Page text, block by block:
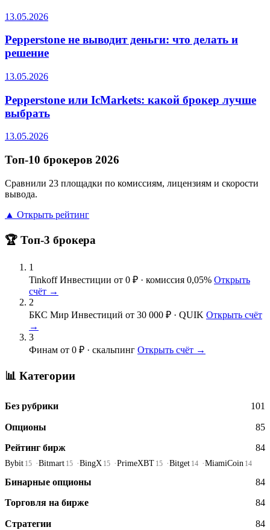
13.05.2026
Pepperstone не выводит деньги: что делать и
решение
13.05.2026
Pepperstone или IcMarkets: какой брокер лучше
выбрать
13.05.2026
Топ-10 брокеров 2026
Сравнили 23 площадки по комиссиям, лицензиям и скорости
вывода.
▲ Открыть рейтинг
🏆 Топ-3 брокера
1
Tinkoff Инвестиции от 0 ₽ · комиссия 0,05% Открыть
счёт →
2
БКС Мир Инвестиций от 30 000 ₽ · QUIK Открыть счёт
→
3
Финам от 0 ₽ · скальпинг Открыть счёт →
📊 Категории
Без рубрики 101
Опционы 85
Рейтинг бирж 84
Bybit 15 Bitmart 15 BingX 15 PrimeXBT 15 Bitget 14 MiamiCoin 14
Бинарные опционы 84
Торговля на бирже 84
Стратегии 84